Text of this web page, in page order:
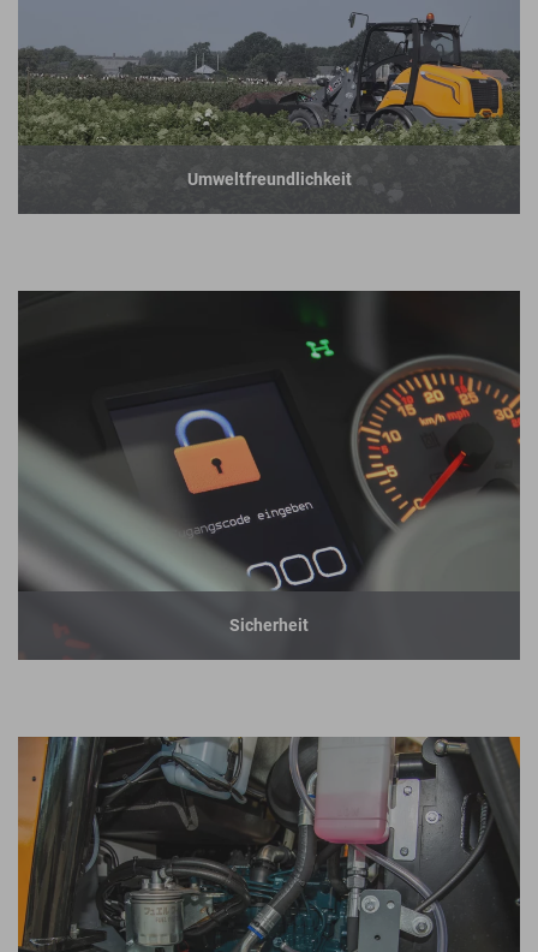
Umweltfreundlichkeit
Sicherheit